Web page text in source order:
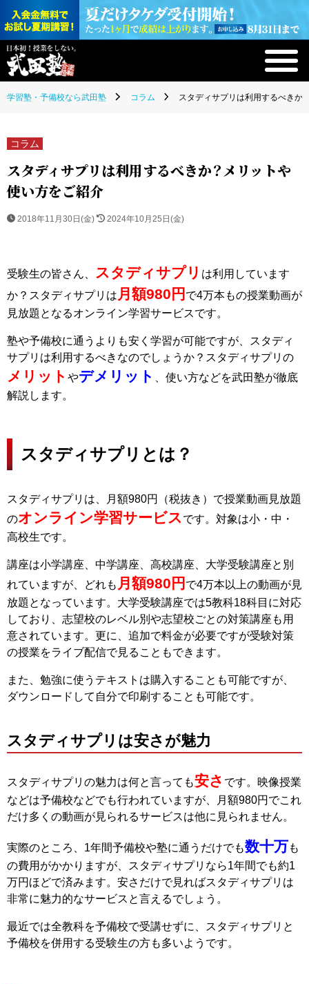
学習塾・予備校なら武田塾 コラム スタディサプリは利用するべきか
コラム
スタディサプリは利用するべきか？メリットや
使い方をご紹介
2018年11月30日(金) 2024年10月25日(金)
受験生の皆さん、 スタディサプリ は利用しています
か？スタディサプリは月額980円 で4万本もの授業動画が
見放題となるオンライン学習サービスです。
塾や予備校に通うよりも安く学習が可能ですが、スタディ
サプリは利用するべきなのでしょうか？スタディサプリの
メリット やデメリット
、使い方などを武田塾が徹底
解説します。
スタディサプリとは？
スタディサプリは、月額980円（税抜き）で授業動画見放題
のオンライン学習サービスです。対象は小・中・
高校生です。
講座は小学講座、中学講座、高校講座、大学受験講座と別
れていますが、どれも 月額980円 で4万本以上の動画が見
放題となっています。大学受験講座では5教科18科目に対応
しており、志望校のレベル別や志望校ごとの対策講座も用
意されています。更に、追加で料金が必要ですが受験対策
の授業をライブ配信で見ることもできます。
また、勉強に使うテキストは購入することも可能ですが、
ダウンロードして自分で印刷することも可能です。
スタディサプリは安さが魅力
スタディサプリの魅力は何と言っても安さ です。映像授業
などは予備校などでも行われていますが、月額980円でこれ
だけ多くの動画が見られるサービスは他に見られません。
実際のところ、1年間予備校や塾に通うだけでも数十万も
の費用がかかりますが、スタディサプリなら1年間でも約1
万円ほどで済みます。安さだけで見ればスタディサプリは
非常に魅力的なサービスと言えるでしょう。
最近では全教科を予備校で受講せずに、スタディサプリと
予備校を併用する受験生の方も多いようです。